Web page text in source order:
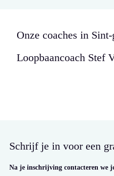
Onze coaches in
Loopbaancoach Stef
Schrijf je in voor een
Na je inschrijving contacteren we